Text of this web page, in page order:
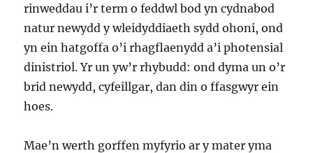
rinweddau i’r term o feddwl bod yn cydnabod
natur newydd y wleidyddiaeth sydd ohoni, ond
yn ein hatgoffa o’i rhagflaenydd a’i photensial
dinistriol. Yr un yw’r rhybudd: ond dyma un o’r
brid newydd, cyfeillgar, dan din o ffasgwyr ein
hoes.
Mae’n werth gorffen myfyrio ar y mater yma